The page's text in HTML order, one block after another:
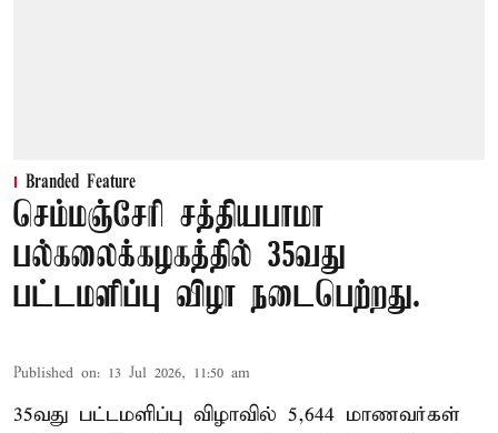
Branded Feature
செம்மஞ்சேரி சத்தியபாமா
பல்கலைக்கழகத்தில் 35வது
பட்டமளிப்பு விழா நடைபெற்றது.
Published on: 13 Jul 2026, 11:50 am
35வது பட்டமளிப்பு விழாவில் 5,644 மாணவர்கள்